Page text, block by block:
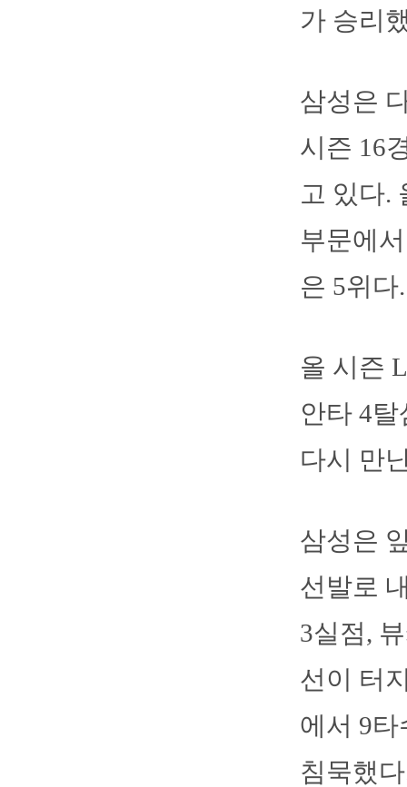
가 승리
삼성은
시즌 16
고 있다.
부문에
은 5위다.
올 시즌
안타 4
다시 만
삼성은
선발로
3실점,
선이 터
에서 9
침묵했